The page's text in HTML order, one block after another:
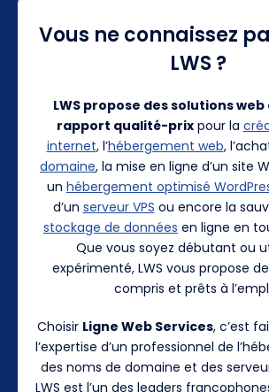
Vous ne connaissez
LWS ?
LWS propose des solutions
rapport qualité-prixpour la
internet, l’hébergement web,
domaine, la mise en ligne d’un site
un hébergement optimisé
d’un serveur VPS ou encore la
stockage de données en ligne en
Que vous soyez débutant ou
expérimenté, LWS vous propose
compris et prêts à
Choisir Ligne Web Services, c’est
l’expertise d’un professionnel de
des noms de domaine et des
LWS est l’un des leaders